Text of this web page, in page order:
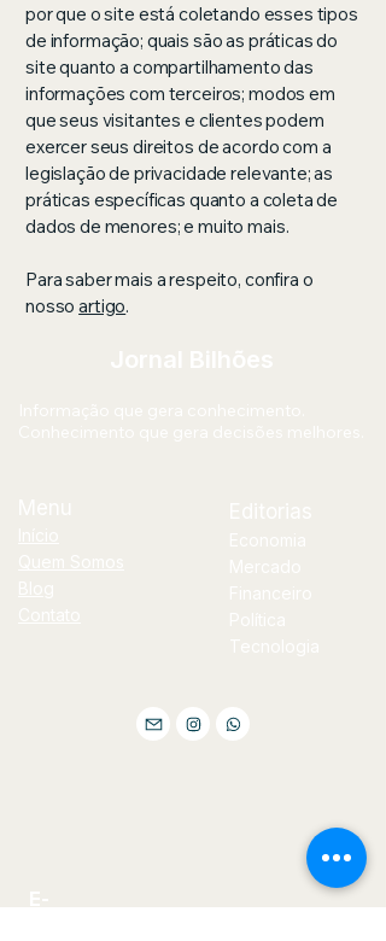
por que o site está coletando esses tipos
de informação; quais são as práticas do
site quanto a compartilhamento das
informações com terceiros; modos em
que seus visitantes e clientes podem
exercer seus direitos de acordo com a
legislação de privacidade relevante; as
práticas específicas quanto a coleta de
dados de menores; e muito mais.
Para saber mais a respeito, confira o
nossoartigo.